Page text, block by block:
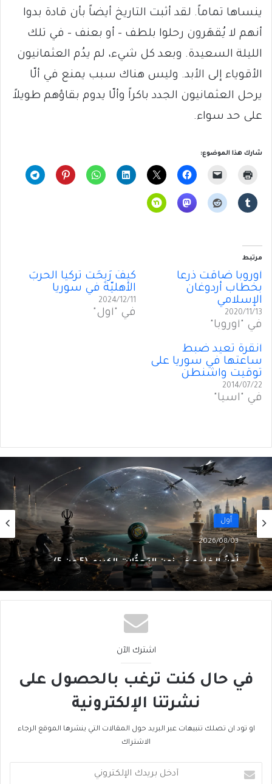
ينساها تماماً. لقد أثبت التاريخ أيضاً بأن قادة بدوا
أنهم لا يُقهَرون رحلوا بلطف – أو بعنف – في تلك
الليلة السعيدة. وبعد كل شيء، لم يدُم العثمانيون
الأقوياء إلى الأبد. وليس هناك سبب يمنع في ألّا
يرحل العثمانيون الجدد باكراً وألّا يدوم بقاؤهم طويلاً
على حد سواء.
شارك هذا الموضوع:
مرتبط
أوروبا ضاقت ذرعاً
بخطاب أردوغان
الإسلامي
2020/11/13
في "أوروبا"
كَيفَ رَبِحَت تركيا الحربَ
الأهليّة في سوريا
2024/12/11
في "أول"
أنقرة تعيد ضبط
ساعتها في سوريا على
توقيت واشنطن
2014/07/22
في "آسيا"
أول
2026/08/03
أَمنُ الخليج في زمنِ التحوُّلات الكبرى (5 من 5)
اشترك الآن
في حال كنت ترغب بالحصول على
نشرتنا الإلكترونية
او تود ان تصلك تنبيهات عبر البريد حول المقالات التي ينشرها الموقع الرجاء
الاشتراك
بريدك